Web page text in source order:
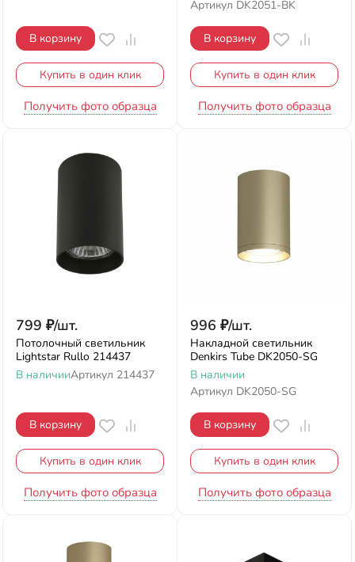
В корзину
Купить в один клик
Получить фото образца
Артикул DK2051-BK
В корзину
Купить в один клик
Получить фото образца
799 ₽/шт.
Потолочный светильник
Lightstar Rullo 214437
В наличииАртикул 214437
В корзину
Купить в один клик
Получить фото образца
996 ₽/шт.
Накладной светильник
Denkirs Tube DK2050-SG
В наличии
Артикул DK2050-SG
В корзину
Купить в один клик
Получить фото образца